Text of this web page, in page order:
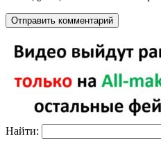
Найти: